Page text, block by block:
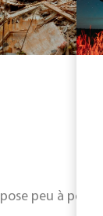
peu à peu